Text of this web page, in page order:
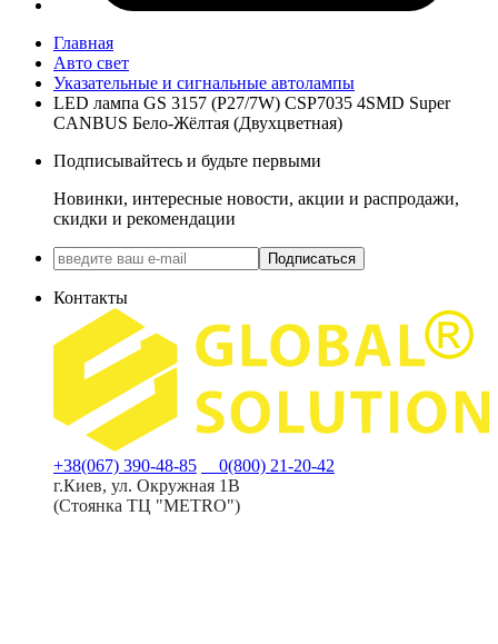
Главная
Авто свет
Указательные и сигнальные автолампы
LED лампа GS 3157 (P27/7W) CSP7035 4SMD Super
CANBUS Бело-Жёлтая (Двухцветная)
Подписывайтесь и будьте первыми
Новинки, интересные новости, акции и распродажи,
скидки и рекомендации
Подписаться
Контакты
+38(067) 390-48-85
0(800) 21-20-42
г.Киев, ул. Окружная 1В
(Стоянка ТЦ "METRO")